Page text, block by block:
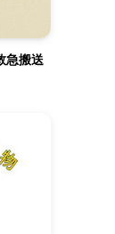
急搬送